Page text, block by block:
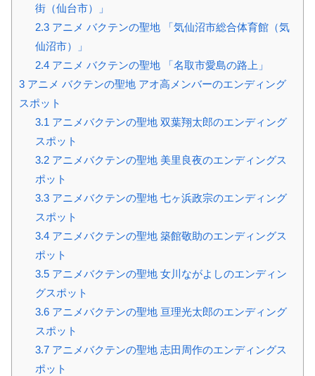
街（仙台市）」
2.3アニメ バクテンの聖地 「気仙沼市総合体育館（気
仙沼市）」
2.4アニメ バクテンの聖地 「名取市愛島の路上」
3 アニメ バクテンの聖地 アオ高メンバーのエンディング
スポット
3.1 アニメバクテンの聖地 双葉翔太郎のエンディング
スポット
3.2アニメバクテンの聖地 美里良夜のエンディングス
ポット
3.3アニメバクテンの聖地 七ヶ浜政宗のエンディング
スポット
3.4アニメバクテンの聖地 築館敬助のエンディングス
ポット
3.5アニメバクテンの聖地 女川ながよしのエンディン
グスポット
3.6アニメバクテンの聖地 亘理光太郎のエンディング
スポット
3.7アニメバクテンの聖地 志田周作のエンディングス
ポット